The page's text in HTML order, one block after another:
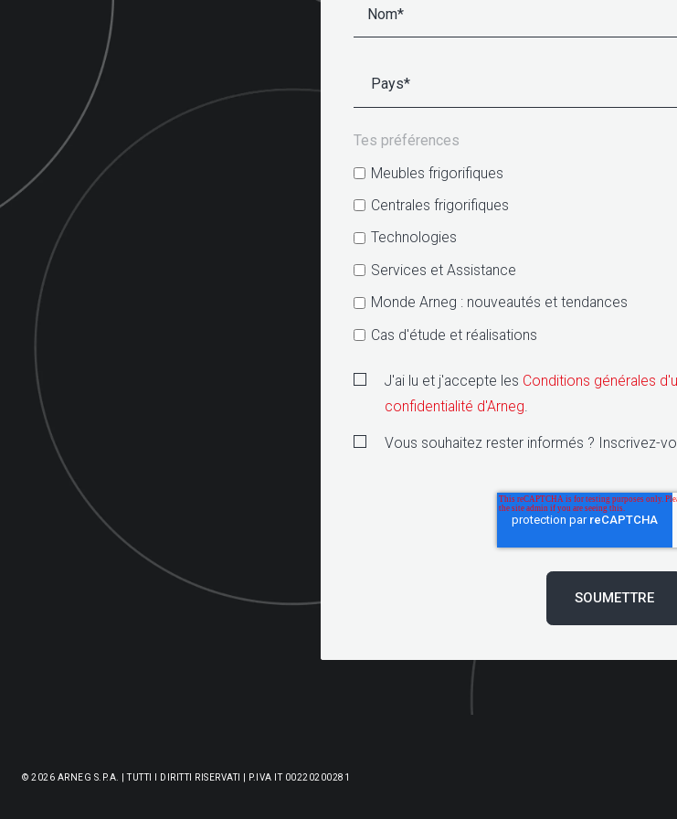
Tes préférences
Meubles frigorifiques
Centrales frigorifiques
Technologies
Services et Assistance
Monde Arneg : nouveautés et tendances
Cas d'étude et réalisations
J'ai lu et j'accepte les Conditions générales
confidentialité d'Arneg
Vous souhaitez rester informés ? Inscrivez-
© 2026 ARNEG S.P.A. | TUTTI I DIRITTI RISERVATI | P.IVA IT 00220200281